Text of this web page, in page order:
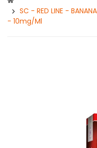
SC - RED LINE -
- 10mg/ml